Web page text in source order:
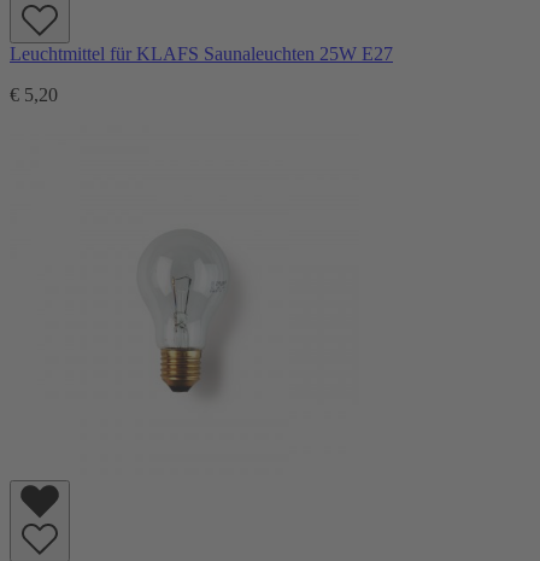
Leuchtmittel für KLAFS Saunaleuchten 25W E27
€ 5,20